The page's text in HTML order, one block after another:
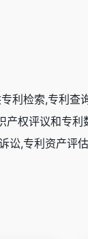
利检索,专利
产权评议和专
讼,专利资产评